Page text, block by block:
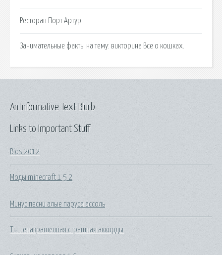
Ресторан Порт Артур.
Занимательные факты на тему: викторина Все о кошках.
Links to Important Stuff
Bios 2012
Моды minecraft 1 5 2
Минус песни алые паруса ассоль
Ты ненакрашенная страшная аккорды
An Informative Text Blurb